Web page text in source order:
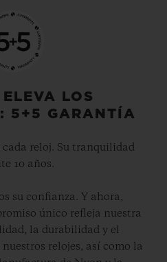
ELEVA LOS
5+5 GARANTÍA
reloj. Su tranquilidad
10 años.
su confianza. Y ahora,
único refleja nuestra
la durabilidad y el
relojes, así como la